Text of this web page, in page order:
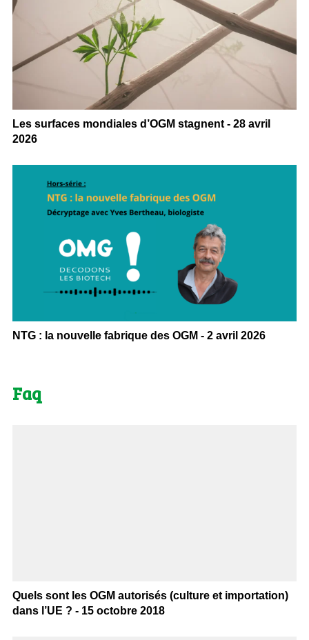
Les surfaces mondiales d’OGM stagnent - 28 avril
2026
NTG : la nouvelle fabrique des OGM - 2 avril 2026
Faq
Quels sont les OGM autorisés (culture et importation)
dans l’UE ? - 15 octobre 2018